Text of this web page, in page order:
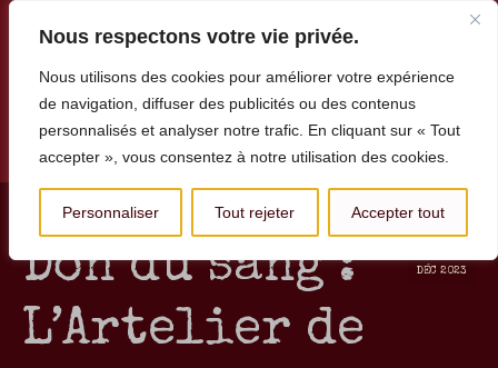
Nous respectons votre vie privée.
Nous utilisons des cookies pour améliorer votre expérience
de navigation, diffuser des publicités ou des contenus
personnalisés et analyser notre trafic. En cliquant sur « Tout
accepter », vous consentez à notre utilisation des cookies.
Personnaliser Tout rejeter Accepter tout
Menu
DÉC 2023
Don du sang :
L’Artelier de